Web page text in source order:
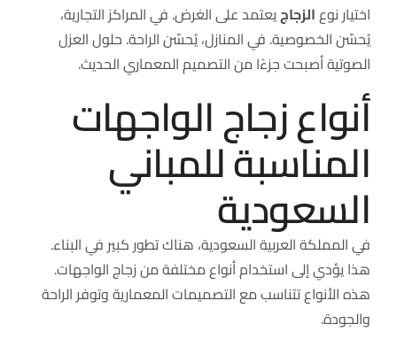
اختيار نوعالزجاجيعتمد على الغرض. في المراكز التجارية،
يُحسّن الخصوصية. في المنازل، يُحسّن الراحة. حلول العزل
الصوتية أصبحت جزءًا من التصميم المعماري الحديث.
أنواع زجاج الواجهات
المناسبة للمباني
السعودية
في المملكة العربية السعودية، هناك تطور كبير في البناء.
هذا يؤدي إلى استخدام أنواع مختلفة من زجاج الواجهات.
هذه الأنواع تتناسب مع التصميمات المعمارية وتوفر الراحة
والجودة.